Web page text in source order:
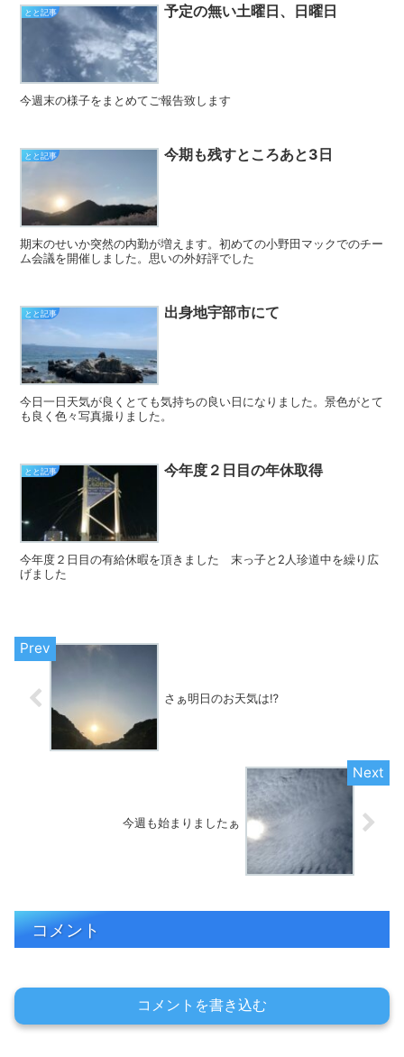
とと記事 予定の無い土曜日、日曜日
今週末の様子をまとめてご報告致します
とと記事 今期も残すところあと3日
期末のせいか突然の内勤が増えます。初めての小野田マックでのチー
ム会議を開催しました。思いの外好評でした
とと記事 出身地宇部市にて
今日一日天気が良くとても気持ちの良い日になりました。景色がとて
も良く色々写真撮りました。
とと記事 今年度２日目の年休取得
今年度２日目の有給休暇を頂きました 末っ子と2人珍道中を繰り広
げました
さぁ明日のお天気は⁉️
今週も始まりましたぁ
コメント
コメントを書き込む